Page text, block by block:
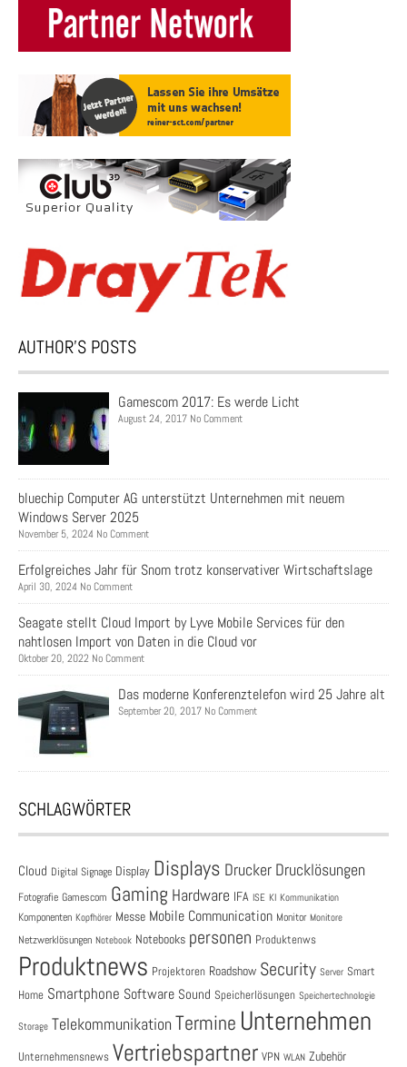
AUTHOR’S POSTS
Gamescom 2017: Es werde Licht
August 24, 2017 No Comment
bluechip Computer AG unterstützt Unternehmen mit neuem
Windows Server 2025
November 5, 2024 No Comment
Erfolgreiches Jahr für Snom trotz konservativer Wirtschaftslage
April 30, 2024 No Comment
Seagate stellt Cloud Import by Lyve Mobile Services für den
nahtlosen Import von Daten in die Cloud vor
Oktober 20, 2022 No Comment
Das moderne Konferenztelefon wird 25 Jahre alt
September 20, 2017 No Comment
SCHLAGWÖRTER
Cloud Digital Signage Display Displays Drucker Drucklösungen
Fotografie Gamescom Gaming Hardware IFA ISE KI Kommunikation
Komponenten Kopfhörer Messe Mobile Communication Monitor Monitore
Netzwerklösungen Notebook Notebooks personen Produktenws
Produktnews Projektoren Roadshow Security Server Smart
Home Smartphone Software Sound Speicherlösungen Speichertechnologie
Storage Telekommunikation Termine Unternehmen
Unternehmensnews Vertriebspartner VPN WLAN Zubehör